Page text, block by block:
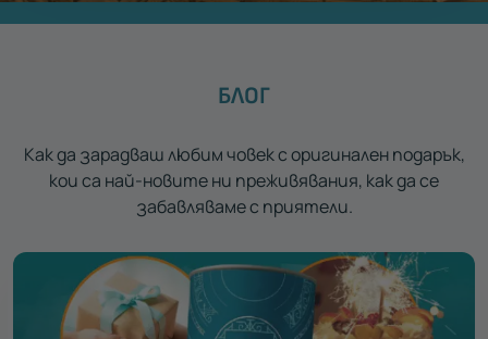
БЛОГ
Как да зарадваш любим човек с оригинален подарък,
кои са най-новите ни преживявания, как да се
забавляваме с приятели.